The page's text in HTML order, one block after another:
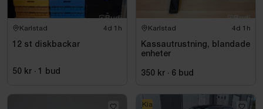
Karlstad 4d 1h
12 st diskbackar
50 kr · 1 bud
Karlstad 4d 1h
Kassautrustning, blandade
enheter
350 kr · 6 bud
Kia